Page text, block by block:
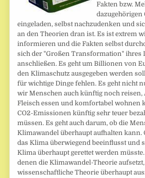
Fakten bzw.
dazugehörigen
eingeladen, selbst nachzudenken und
an den Theorien dran ist. Es ist extrem
informieren und die Fakten selbst
sich der "Großen Transformation" ihres
anschließen. Es geht um Billionen von
den Klimaschutz ausgegeben werden
für wichtige Dinge fehlen. Es geht nicht
wir Menschen auch künftig noch reisen,
Fleisch essen und komfortabel wohnen
CO2-Emissionen künftig sehr teuer
müssen. Es geht auch darum, ob die
Klimawandel überhaupt aufhalten kann.
das Klima überwiegend beeinflusst und
Klima überhaupt gerettet werden
denen die Klimawandel-Theorie
wissenschaftliche Theorie überhaupt